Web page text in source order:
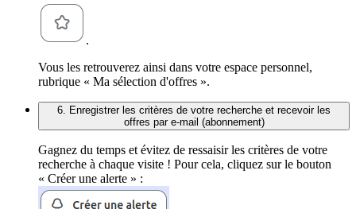
.
Vous les retrouverez ainsi dans votre espace personnel,
rubrique « Ma sélection d'offres ».
6. Enregistrer les critères de votre recherche et recevoir les
offres par e-mail (abonnement)
Gagnez du temps et évitez de ressaisir les critères de votre
recherche à chaque visite ! Pour cela, cliquez sur le bouton
« Créer une alerte » :